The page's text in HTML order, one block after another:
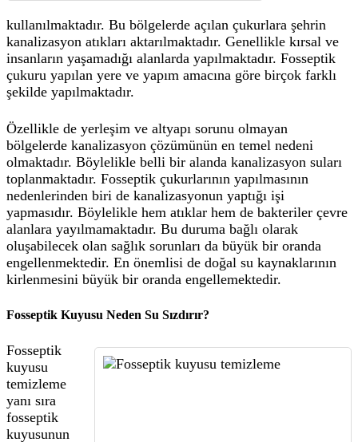
kullanılmaktadır. Bu bölgelerde açılan çukurlara şehrin
kanalizasyon atıkları aktarılmaktadır. Genellikle kırsal ve
insanların yaşamadığı alanlarda yapılmaktadır. Fosseptik
çukuru yapılan yere ve yapım amacına göre birçok farklı
şekilde yapılmaktadır.
Özellikle de yerleşim ve altyapı sorunu olmayan
bölgelerde kanalizasyon çözümünün en temel nedeni
olmaktadır. Böylelikle belli bir alanda kanalizasyon suları
toplanmaktadır. Fosseptik çukurlarının yapılmasının
nedenlerinden biri de kanalizasyonun yaptığı işi
yapmasıdır. Böylelikle hem atıklar hem de bakteriler çevre
alanlara yayılmamaktadır. Bu duruma bağlı olarak
oluşabilecek olan sağlık sorunları da büyük bir oranda
engellenmektedir. En önemlisi de doğal su kaynaklarının
kirlenmesini büyük bir oranda engellemektedir.
Fosseptik Kuyusu Neden Su Sızdırır?
Fosseptik
kuyusu
temizleme
yanı sıra
fosseptik
kuyusunun